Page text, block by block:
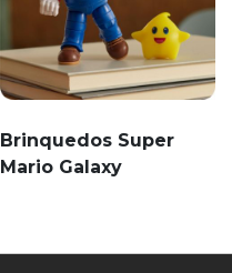
Brinquedos Super
Mario Galaxy